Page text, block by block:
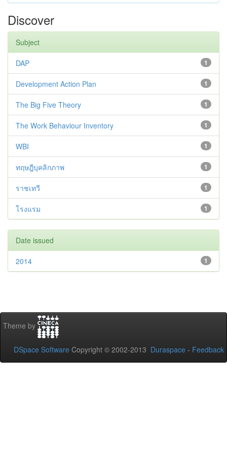
Discover
Subject
1
DAP
1
Development Action Plan
1
The Big Five Theory
1
The Work Behaviour Inventory
1
WBI
1
ทฤษฎีบุคลิกภาพ
1
ราชเทวี
1
โรงแรม
Date issued
1
2014
Theme by
DSpace Software Copyright © 2002-2013 Duraspace - Feedback